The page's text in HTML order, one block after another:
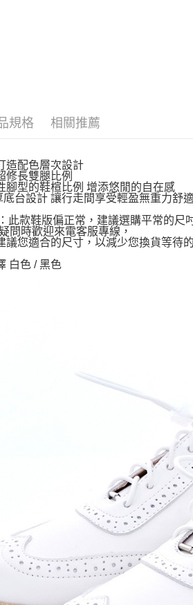
規格 相關推薦
造配色層次設計
修長雙腿比例
腳型的鞋楦比例 增添悠閒的自在感
台設計 讓行走間享受輕盈無重力舒
此款鞋版偏正常，建議選購平常的尺
問時歡迎來電客服專線，
議您適合的尺寸，以減少您換貨等待
白色 / 黑色